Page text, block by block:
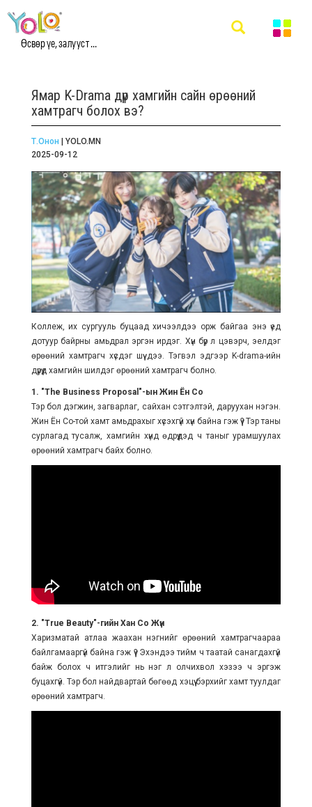
Өсвөр үе, залууст ...
Ямар K-Drama дүр хамгийн сайн өрөөний
хамтрагч болох вэ?
Т.Онон | YOLO.MN
2025-09-12
Коллеж, их сургууль буцаад хичээлдээ орж байгаа энэ үед
дотуур байрны амьдрал эргэн ирдэг. Хүн бүр л цэвэрч, эелдэг
өрөөний хамтрагч хүсдэг шүү дээ. Тэгвэл эдгээр K-drama-ийн
дүрүүд хамгийн шилдэг өрөөний хамтрагч болно.
1. "The Business Proposal"-ын Жин Ён Со
Тэр бол дэгжин, загварлаг, сайхан сэтгэлтэй, даруухан нэгэн.
Жин Ён Со-той хамт амьдрахыг хүсэхгүй хүн байна гэж үү? Тэр таны
сурлагад тусалж, хамгийн хүнд өдрүүдэд ч таныг урамшуулах
өрөөний хамтрагч байх болно.
2. "True Beauty"-гийн Хан Со Жүн
Харизматай атлаа жаахан нэгнийг өрөөний хамтрагчаараа
байлгамааргүй байна гэж үү? Эхэндээ тийм ч таатай санагдахгүй
байж болох ч итгэлийг нь нэг л олчихвол хэзээ ч эргэж
буцахгүй. Тэр бол найдвартай бөгөөд хэцүү бэрхийг хамт туулдаг
өрөөний хамтрагч.